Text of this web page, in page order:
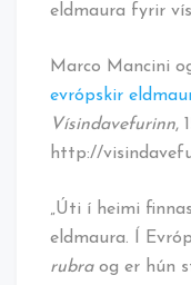
eldmaura fyrir
Marco Mancini
evrópskir
Vísindavefurinn,
http://
„Úti í heimi
eldmaura. Í
rubraog er hún